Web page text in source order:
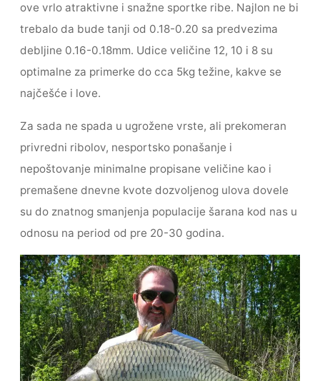
ove vrlo atraktivne i snažne sportke ribe. Najlon ne bi
trebalo da bude tanji od 0.18-0.20 sa predvezima
debljine 0.16-0.18mm. Udice veličine 12, 10 i 8 su
optimalne za primerke do cca 5kg težine, kakve se
najčešće i love.
Za sada ne spada u ugrožene vrste, ali prekomeran
privredni ribolov, nesportsko ponašanje i
nepoštovanje minimalne propisane veličine kao i
premašene dnevne kvote dozvoljenog ulova dovele
su do znatnog smanjenja populacije šarana kod nas u
odnosu na period od pre 20-30 godina.